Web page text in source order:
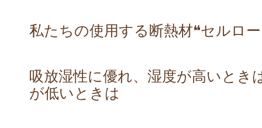
私たちの使用する断熱材❝セルロ
吸放湿性に優れ、湿度が高いとき
が低いときは